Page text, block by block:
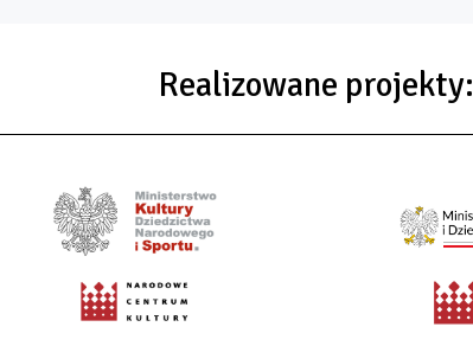
Realizowane projekty: